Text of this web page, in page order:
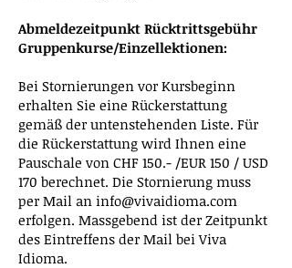
Abmeldezeitpunkt Rücktrittsgebühr
Gruppenkurse/Einzellektionen:
Bei Stornierungen vor Kursbeginn
erhalten Sie eine Rückerstattung
gemäß der untenstehenden Liste. Für
die Rückerstattung wird Ihnen eine
Pauschale von CHF 150.- /EUR 150 / USD
170 berechnet. Die Stornierung muss
per Mail an info@vivaidioma.com
erfolgen. Massgebend ist der Zeitpunkt
des Eintreffens der Mail bei Viva
Idioma.